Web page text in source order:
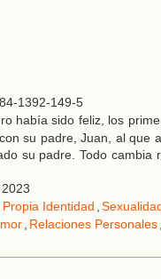
1392-149-5
había sido feliz, los
su padre, Juan, al que
su padre. Todo cambia
Identidad ,
, Relaciones Personales,